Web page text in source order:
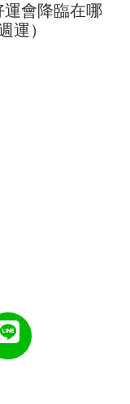
運會降臨在哪
運）